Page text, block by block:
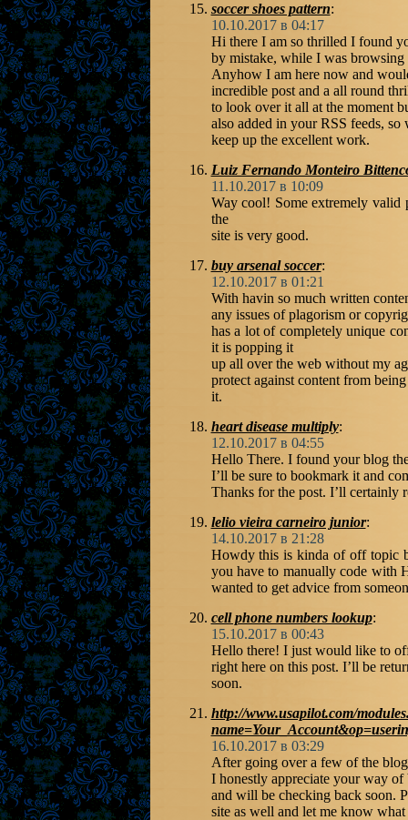
soccer shoes pattern:
10.10.2017 в 04:17
Hi there I am so thrilled I found
by mistake, while I was
Anyhow I am here now and
incredible post and a all round
to look over it all at the moment
also added in your RSS feeds,
keep up the excellent work.
Luiz Fernando Monteiro
11.10.2017 в 10:09
Way cool! Some extremely valid
the
site is very good.
buy arsenal soccer:
12.10.2017 в 01:21
With havin so much written
any issues of plagorism or
has a lot of completely unique
it is popping it
up all over the web without my
protect against content from
it.
heart disease multiply:
12.10.2017 в 04:55
Hello There. I found your blog
I’ll be sure to bookmark it and
Thanks for the post. I’ll certainly
lelio vieira carneiro junior:
14.10.2017 в 21:28
Howdy this is kinda of off topic
you have to manually code with
wanted to get advice from
cell phone numbers lookup:
15.10.2017 в 00:43
Hello there! I just would like to
right here on this post. I’ll be
soon.
http://www.usapilot.com/
16.10.2017 в 03:29
After going over a few of the
I honestly appreciate your way
and will be checking back soon.
site as well and let me know